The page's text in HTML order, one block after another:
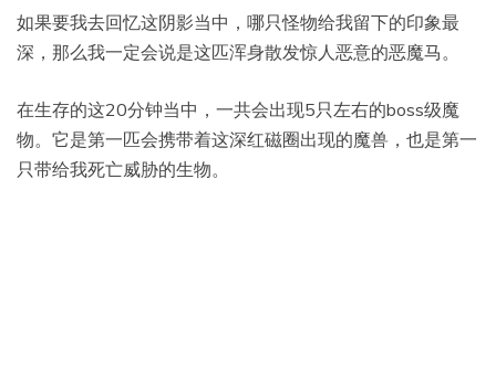
如果要我去回忆这阴影当中，哪只怪物给我留下的印象最
深，那么我一定会说是这匹浑身散发惊人恶意的恶魔马。
在生存的这20分钟当中，一共会出现5只左右的boss级魔
物。它是第一匹会携带着这深红磁圈出现的魔兽，也是第一
只带给我死亡威胁的生物。